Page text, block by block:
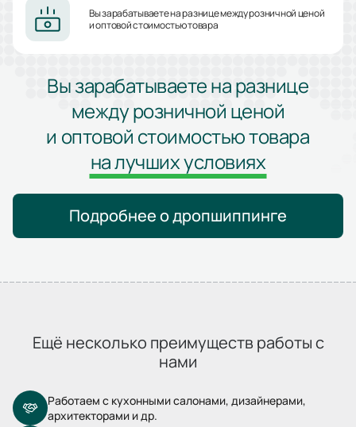
Вы зарабатываете на разнице между розничной ценой
и оптовой стоимостью товара
Вы зарабатываете на разнице
между розничной ценой
и оптовой стоимостью товара
на лучших условиях
Подробнее о дропшиппинге
Ещё несколько преимуществ работы с
нами
Работаем с кухонными салонами, дизайнерами,
архитекторами и др.